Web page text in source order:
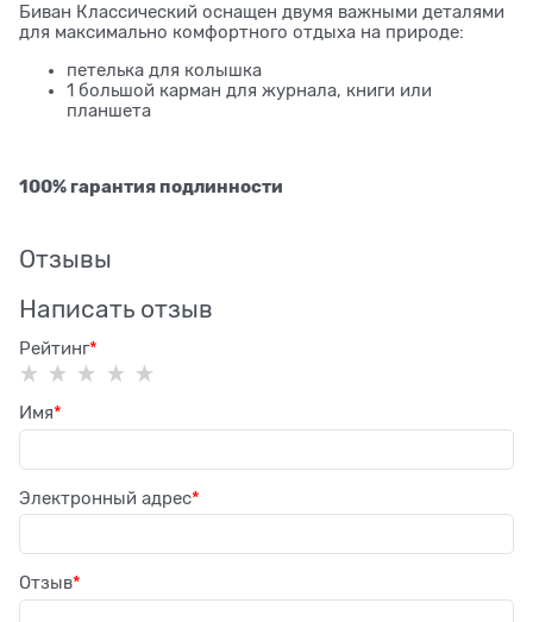
Биван Классический оснащен двумя важными деталями
для максимально комфортного отдыха на природе:
петелька для колышка
1 большой карман для журнала, книги или
планшета
100% гарантия подлинности
Отзывы
Написать отзыв
Рейтинг
Имя
Электронный адрес
Отзыв